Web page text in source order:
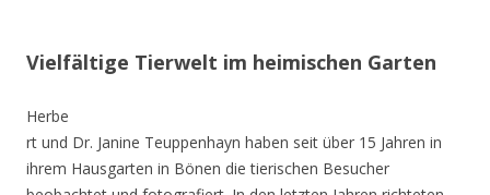
Vielfältige Tierwelt im heimischen Garten
Herbe
rt und Dr. Janine Teuppenhayn haben seit über 15 Jahren in
ihrem Hausgarten in Bönen die tierischen Besucher